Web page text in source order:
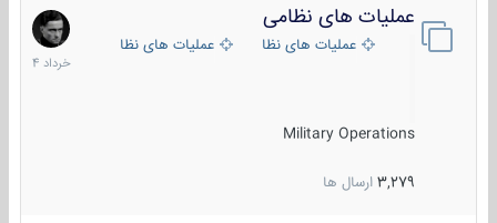
عملیات های نظامی
عملیات های نظامی ایرانعملیات های نظامی خارجی
Military Operations
3,279 ارسال ها
5
خرداد
1404